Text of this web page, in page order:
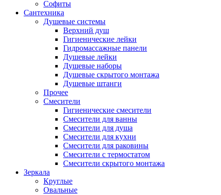
Софиты
Сантехника
Душевые системы
Верхний душ
Гигиенические лейки
Гидромассажные панели
Душевые лейки
Душевые наборы
Душевые скрытого монтажа
Душевые штанги
Прочее
Смесители
Гигиенические смесители
Смесители для ванны
Смесители для душа
Смесители для кухни
Смесители для раковины
Смесители с термостатом
Смесители скрытого монтажа
Зеркала
Круглые
Овальные